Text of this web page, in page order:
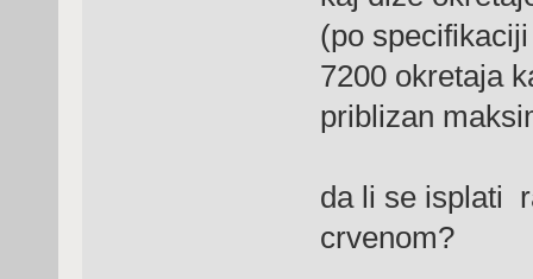
(po
7200 okretaja
priblizan
da li se isplati
crvenom?